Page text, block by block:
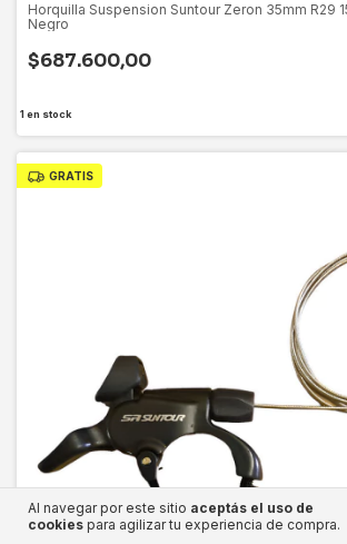
Al navegar por este sitio aceptás el uso de
cookies para agilizar tu experiencia de compra.
Horquilla Suspension Suntour Zeron 35mm R29
Negro
$687.600,00
1 en stock
GRATIS